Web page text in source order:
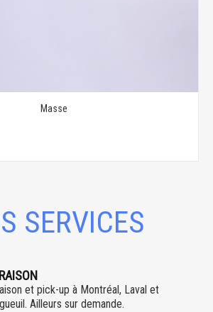
Masse
SERVICES
et pick-up à Montréal, Laval et
Ailleurs sur demande.